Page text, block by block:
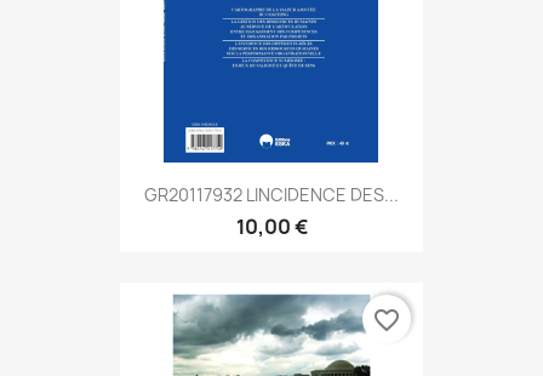
GR20117932 LINCIDENCE DES...
10,00 €
favorite_border